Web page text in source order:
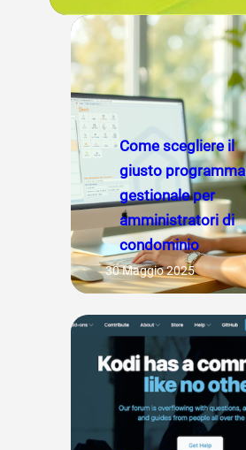
Come scegliere il
giusto programma
gestionale per
amministratori di
condominio
30 Maggio 2025